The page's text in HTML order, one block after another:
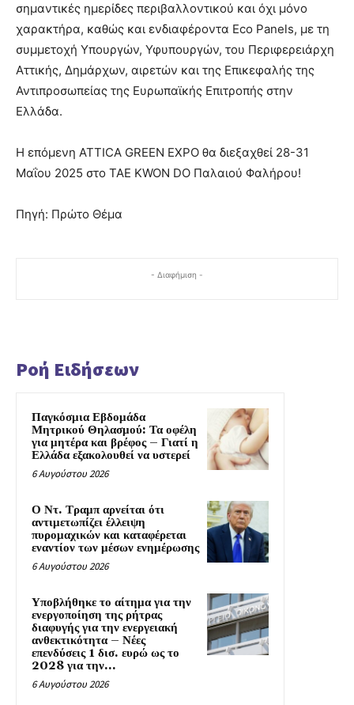
σημαντικές ημερίδες περιβαλλοντικού και όχι μόνο
χαρακτήρα, καθώς και ενδιαφέροντα Eco Panels, με τη
συμμετοχή Υπουργών, Υφυπουργών, του Περιφερειάρχη
Αττικής, Δημάρχων, αιρετών και της Επικεφαλής της
Αντιπροσωπείας της Ευρωπαϊκής Επιτροπής στην
Ελλάδα.
Η επόμενη ATTICA GREEN EXPO θα διεξαχθεί 28-31
Μαΐου 2025 στο TAE KWON DO Παλαιού Φαλήρου!
Πηγή: Πρώτο Θέμα
- Διαφήμιση -
Ροή Ειδήσεων
Παγκόσμια Εβδομάδα
Μητρικού Θηλασμού: Τα οφέλη
για μητέρα και βρέφος – Γιατί η
Ελλάδα εξακολουθεί να υστερεί
6 Αυγούστου 2026
Ο Ντ. Τραμπ αρνείται ότι
αντιμετωπίζει έλλειψη
πυρομαχικών και καταφέρεται
εναντίον των μέσων ενημέρωσης
6 Αυγούστου 2026
Υποβλήθηκε το αίτημα για την
ενεργοποίηση της ρήτρας
διαφυγής για την ενεργειακή
ανθεκτικότητα – Νέες
επενδύσεις 1 δισ. ευρώ ως το
2028 για την...
6 Αυγούστου 2026